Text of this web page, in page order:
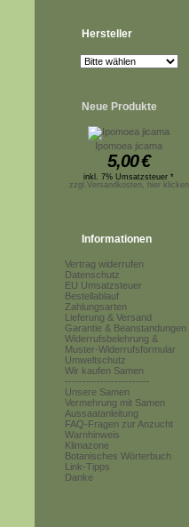
Hersteller
Neue Produkte
Ipomoea jicama
5,00€
inkl. 7% Umsatzsteuer *
zzgl.Versandkosten, hier klicken
Informationen
Vertrag widerrufen
Datenschutz
EU Umsatzsteuer
Bestellablauf
Zahlungsarten
Lieferung & Versand
Garantie & Beanstandungen
Widerrufsbelehrung &
Muster-Widerrufsformular
Umweltschutz
Wir kaufen Samen
------------------------
Unsere Samen
Vermehrung mit Samen
Aussaatanleitung
FAQ-Fragen zur Anzucht
Warnhinweis
Klimazone
Botanisches Wörterbuch
Link-Tipps
Danke